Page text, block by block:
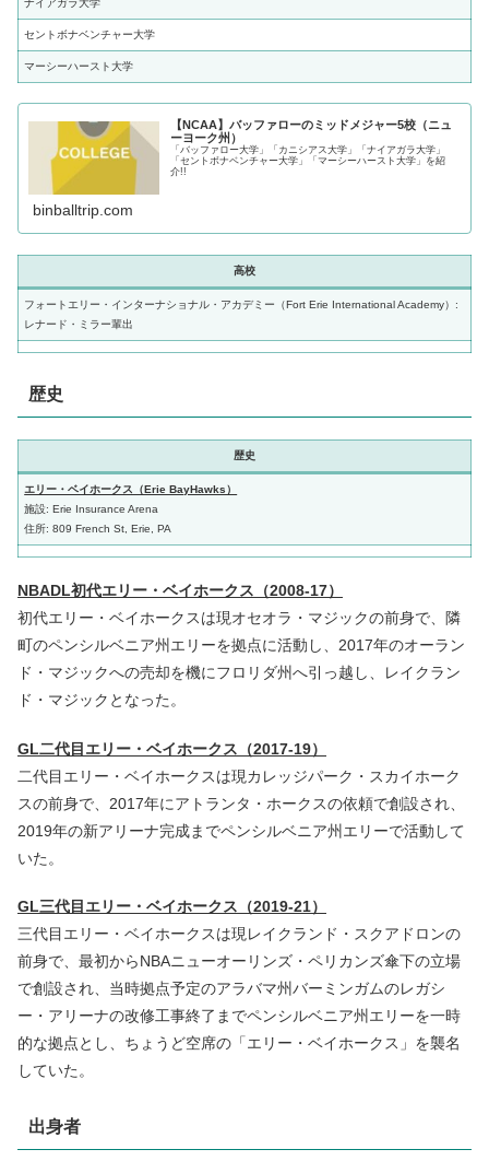
ナイアガラ大学
セントボナベンチャー大学
マーシーハースト大学
【NCAA】バッファローのミッドメジャー5校（ニュ
ーヨーク州）
「バッファロー大学」「カニシアス大学」「ナイアガラ大学」
「セントボナベンチャー大学」「マーシーハースト大学」を紹
介!!
binballtrip.com
高校
フォートエリー・インターナショナル・アカデミー（Fort Erie International Academy）:
レナード・ミラー輩出
歴史
歴史
エリー・ベイホークス（Erie BayHawks）
施設: Erie Insurance Arena
住所: 809 French St, Erie, PA
NBADL初代エリー・ベイホークス（2008-17）
初代エリー・ベイホークスは現オセオラ・マジックの前身で、隣
町のペンシルベニア州エリーを拠点に活動し、2017年のオーラン
ド・マジックへの売却を機にフロリダ州へ引っ越し、レイクラン
ド・マジックとなった。
GL二代目エリー・ベイホークス（2017-19）
二代目エリー・ベイホークスは現カレッジパーク・スカイホーク
スの前身で、2017年にアトランタ・ホークスの依頼で創設され、
2019年の新アリーナ完成までペンシルベニア州エリーで活動して
いた。
GL三代目エリー・ベイホークス（2019-21）
三代目エリー・ベイホークスは現レイクランド・スクアドロンの
前身で、最初からNBAニューオーリンズ・ペリカンズ傘下の立場
で創設され、当時拠点予定のアラバマ州バーミンガムのレガシ
ー・アリーナの改修工事終了までペンシルベニア州エリーを一時
的な拠点とし、ちょうど空席の「エリー・ベイホークス」を襲名
していた。
出身者